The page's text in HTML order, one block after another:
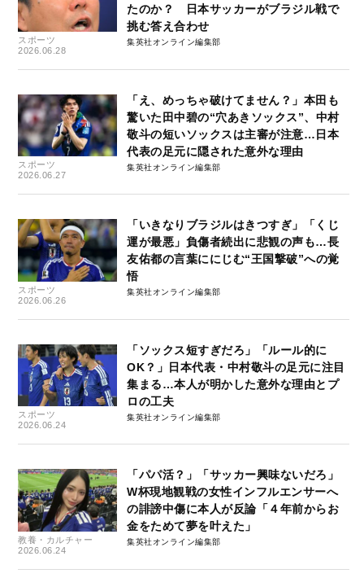
スポーツ
2026.06.28
たのか？ 日本サッカーがブラジル戦で
挑む答え合わせ
集英社オンライン編集部
スポーツ
2026.06.27
「え、めっちゃ破けてません？」本田も
驚いた田中碧の“穴あきソックス”、中村
敬斗の短いソックスは主審が注意…日本
代表の足元に隠された意外な理由
集英社オンライン編集部
スポーツ
2026.06.26
「いきなりブラジルはきつすぎ」「くじ
運が最悪」負傷者続出に悲観の声も…長
友佑都の言葉ににじむ“王国撃破”への覚
悟
集英社オンライン編集部
スポーツ
2026.06.24
「ソックス短すぎだろ」「ルール的に
OK？」日本代表・中村敬斗の足元に注目
集まる…本人が明かした意外な理由とプ
ロの工夫
集英社オンライン編集部
教養・カルチャー
2026.06.24
「パパ活？」「サッカー興味ないだろ」
W杯現地観戦の女性インフルエンサーへ
の誹謗中傷に本人が反論「４年前からお
金をためて夢を叶えた」
集英社オンライン編集部